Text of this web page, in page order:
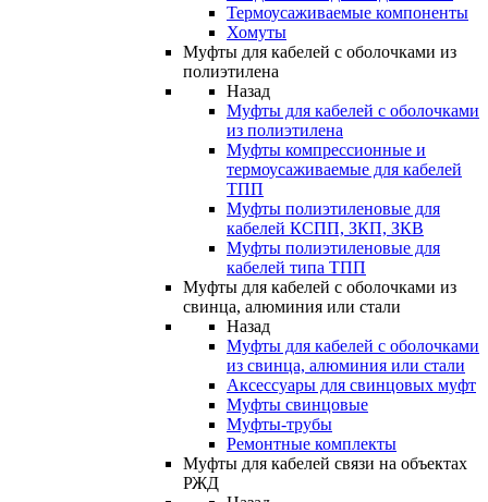
Термоусаживаемые компоненты
Хомуты
Муфты для кабелей с оболочками из
полиэтилена
Назад
Муфты для кабелей с оболочками
из полиэтилена
Муфты компрессионные и
термоусаживаемые для кабелей
ТПП
Муфты полиэтиленовые для
кабелей КСПП, ЗКП, ЗКВ
Муфты полиэтиленовые для
кабелей типа ТПП
Муфты для кабелей с оболочками из
свинца, алюминия или стали
Назад
Муфты для кабелей с оболочками
из свинца, алюминия или стали
Аксессуары для свинцовых муфт
Муфты свинцовые
Муфты-трубы
Ремонтные комплекты
Муфты для кабелей связи на объектах
РЖД